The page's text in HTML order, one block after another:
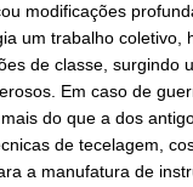
modificações
um trabalho coletivo,
de classe, surgindo
Em caso de
do que a dos
de tecelagem,
a manufatura de